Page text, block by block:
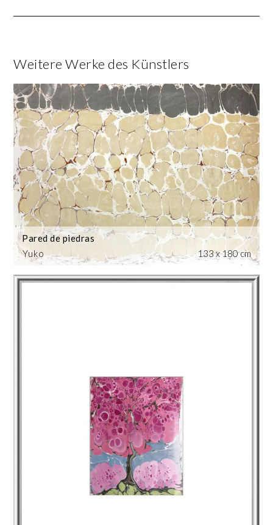
Weitere Werke des Künstlers
Yuko
Pared de piedras
133 x 180 cm